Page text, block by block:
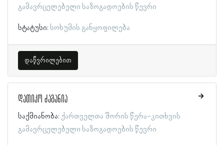
გამავრცელებელი საზოგადოების წევრი
სტატუსი: სოხუმის განყოფილება
დაწვრილებით
დათიკო ძაგანია
საქმიანობა: ქართველთა შორის წერა-კითხვის
გამავრცელებელი საზოგადოების წევრი